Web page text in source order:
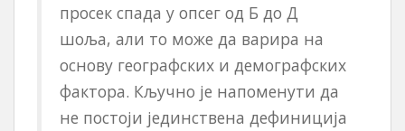
просек спада у опсег од Б до Д
шоља, али то може да варира на
основу географских и демографских
фактора. Кључно је напоменути да
не постоји јединствена дефиниција